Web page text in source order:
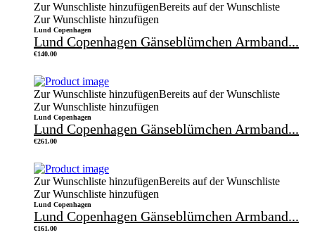
Zur Wunschliste hinzufügenBereits auf der Wunschliste
Zur Wunschliste hinzufügen
Lund Copenhagen
Lund Copenhagen Gänseblümchen Armband...
€140.00
Zur Wunschliste hinzufügenBereits auf der Wunschliste
Zur Wunschliste hinzufügen
Lund Copenhagen
Lund Copenhagen Gänseblümchen Armband...
€261.00
Zur Wunschliste hinzufügenBereits auf der Wunschliste
Zur Wunschliste hinzufügen
Lund Copenhagen
Lund Copenhagen Gänseblümchen Armband...
€161.00